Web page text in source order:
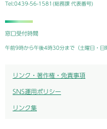
Tel:0439-56-1581(総務課 代表番号)
窓口受付時間
午前9時から午後4時30分まで（土曜日・
リンク・著作権・免責事項
SNS運用ポリシー
リンク集